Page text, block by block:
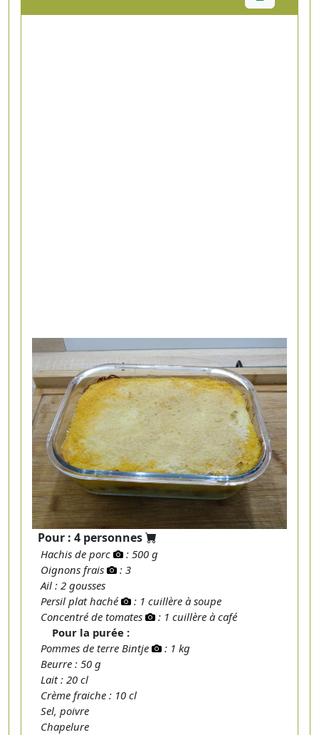
Pour : 4 personnes
Hachis de porc
: 500 g
Oignons frais
: 3
Ail : 2 gousses
Persil plat haché
: 1 cuillère à soupe
Concentré de tomates
: 1 cuillère à café
Pour la purée :
Pommes de terre Bintje
: 1 kg
Beurre : 50 g
Lait : 20 cl
Crème fraiche : 10 cl
Sel, poivre
Chapelure